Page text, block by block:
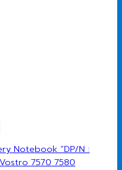
Notebook ”DP/N :
7570 7580